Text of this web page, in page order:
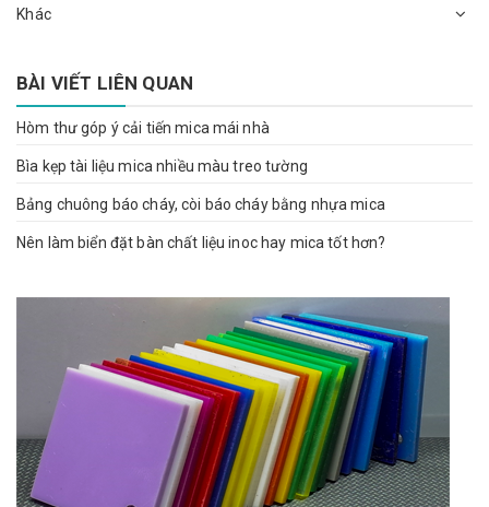
Khác
BÀI VIẾT LIÊN QUAN
Hòm thư góp ý cải tiến mica mái nhà
Bìa kẹp tài liệu mica nhiều màu treo tường
Bảng chuông báo cháy, còi báo cháy bằng nhựa mica
Nên làm biển đặt bàn chất liệu inoc hay mica tốt hơn?